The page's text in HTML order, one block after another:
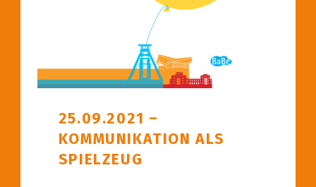
25.09.2021 –
KOMMUNIKATION ALS
SPIELZEUG